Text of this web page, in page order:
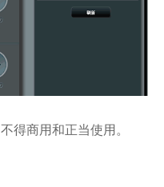
得商用和正当使用。